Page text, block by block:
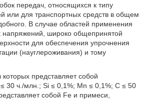
передач, относящихся к типу
или для транспортных средств в общем
В случае областей применения
напряжений, широко общепринятой
для обеспечения упрочнения
(науглероживания) и тому
представляет собой
30 ч./млн.; Si ≤ 0,1%; Mn ≤ 0,1%; C ≤ 50
собой Fe и примеси,